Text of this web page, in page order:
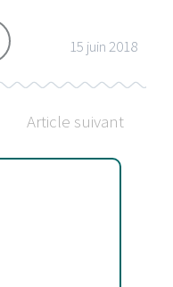
15 juin 2018
Article suivant